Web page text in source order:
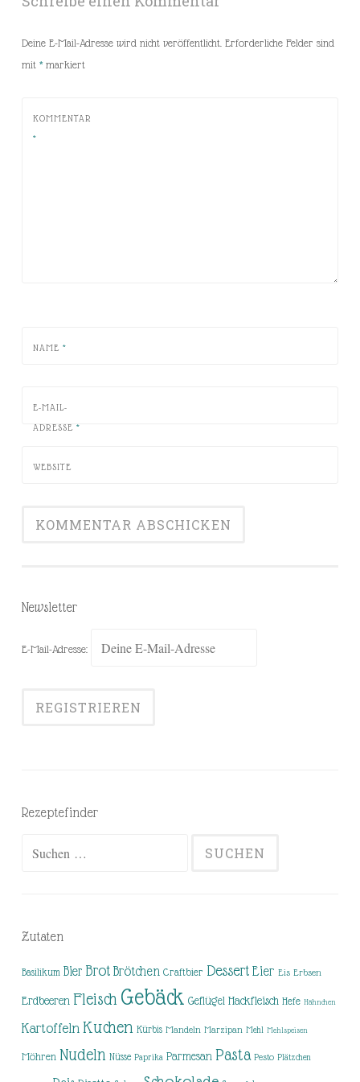
Deine E-Mail-Adresse wird nicht veröffentlicht. Erforderliche Felder sind
mit *markiert
KOMMENTAR
*
NAME *
E-MAIL-
ADRESSE *
WEBSITE
Newsletter
E-Mail-Adresse:
Rezeptefinder
Zutaten
Basilikum Bier Brot Brötchen Craftbier Dessert Eier Eis Erbsen
Erdbeeren Fleisch Gebäck Geflügel Hackfleisch Hefe Hähnchen
Kartoffeln Kuchen Kürbis Mandeln Marzipan Mehl Mehlspeisen
Möhren Nudeln Nüsse Paprika Parmesan Pasta Pesto Plätzchen